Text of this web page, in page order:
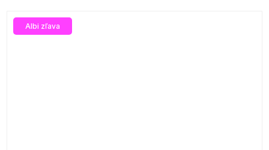
Albi zľava